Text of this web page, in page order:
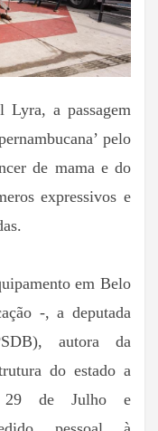
Lyra, a passagem
pelo
de mama e do
expressivos e
em Belo
-, a deputada
autora da
do estado a
29 de Julho e